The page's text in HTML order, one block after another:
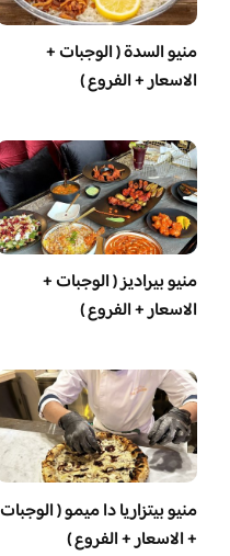
منيو السدة ( الوجبات +
الاسعار + الفروع )
منيو بيراديز ( الوجبات +
الاسعار + الفروع )
منيو بيتزاريا دا ميمو ( الوجبات
+ الاسعار + الفروع )